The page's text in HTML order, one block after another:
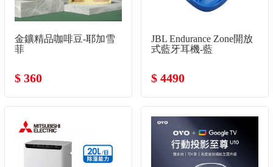
金鑛精品咖啡豆-耶加雪
菲
$ 360
JBL Endurance Zone開放
式藍牙耳機-藍
$ 4490